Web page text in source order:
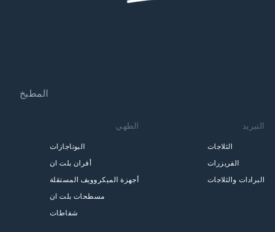
المطبخ
التبريد
الثلاجات
الفريزرات
البرادات والثلاجات
الطهي
البوتاجازات
أفران بلت ان
أجهزة الميكروويف المستقلة
مسطحات بلت ان
شفاطات